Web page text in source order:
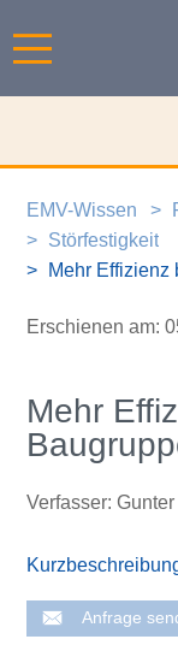
EMV-Wissen
Störfestigkeit
Mehr Effizienz
Erschienen am:
Mehr
Verfasser:
Anfrage